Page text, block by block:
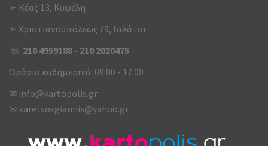
➣ Κέας 13, Κυψέλη
➣ Χριστιανουπόλεως 79, Γαλάτσι
☏ 210 4959188 - 210 2020475
Ωράριο καθημερινά: 09:00 - 17:00
✉ info@kartopolis.gr
✉ karetsosgiannis@yahoo.gr